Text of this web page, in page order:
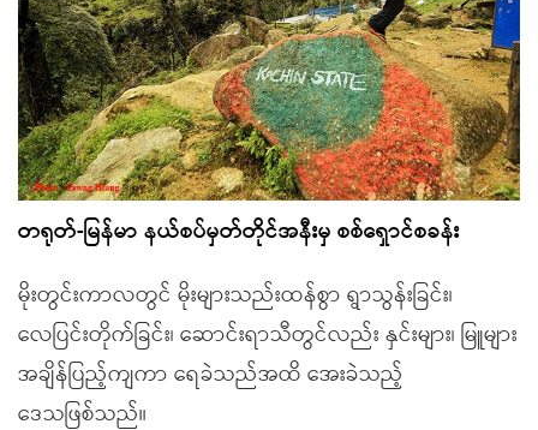
တရုတ်-မြန်မာ နယ်စပ်မှတ်တိုင်အနီးမှ စစ်ရှောင်စခန်း
မိုးတွင်းကာလတွင် မိုးများသည်းထန်စွာ ရွာသွန်းခြင်း၊
လေပြင်းတိုက်ခြင်း၊ ဆောင်းရာသီတွင်လည်း နှင်းများ၊ မြူများ
အချိန်ပြည့်ကျကာ ရေခဲသည်အထိ အေးခဲသည့်
ဒေသဖြစ်သည်။